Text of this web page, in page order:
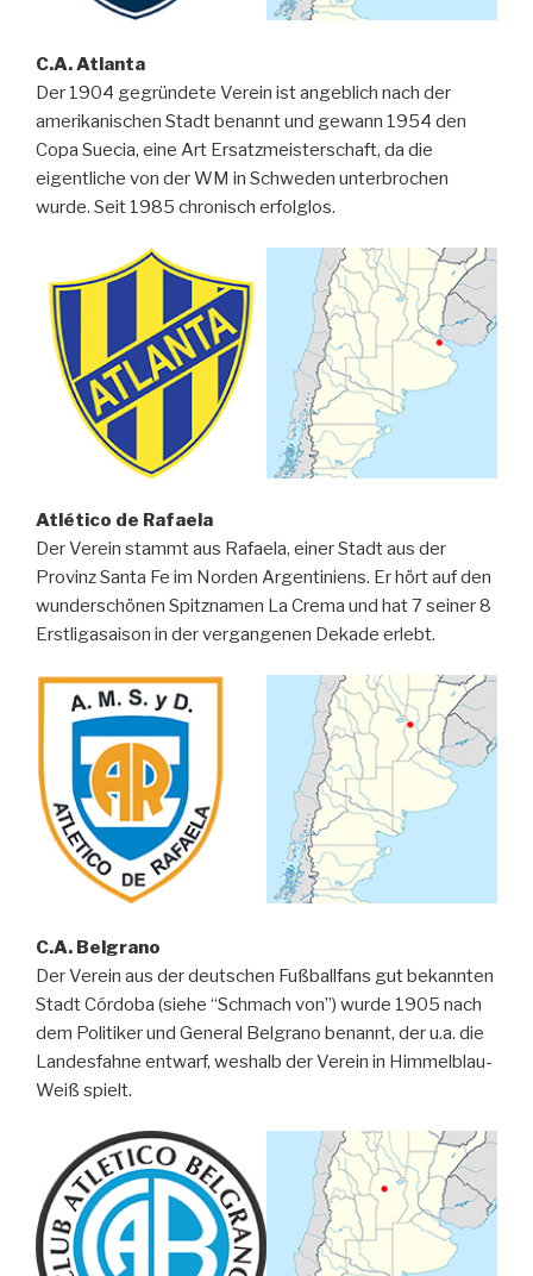
C.A. Atlanta
Der 1904 gegründete Verein ist angeblich nach der
amerikanischen Stadt benannt und gewann 1954 den
Copa Suecia, eine Art Ersatzmeisterschaft, da die
eigentliche von der WM in Schweden unterbrochen
wurde. Seit 1985 chronisch erfolglos.
Atlético de Rafaela
Der Verein stammt aus Rafaela, einer Stadt aus der
Provinz Santa Fe im Norden Argentiniens. Er hört auf den
wunderschönen Spitznamen La Crema und hat 7 seiner 8
Erstligasaison in der vergangenen Dekade erlebt.
C.A. Belgrano
Der Verein aus der deutschen Fußballfans gut bekannten
Stadt Córdoba (siehe “Schmach von”) wurde 1905 nach
dem Politiker und General Belgrano benannt, der u.a. die
Landesfahne entwarf, weshalb der Verein in Himmelblau-
Weiß spielt.